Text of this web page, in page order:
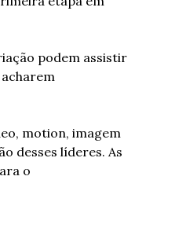
podem assistir
motion, imagem
desses líderes. As
o